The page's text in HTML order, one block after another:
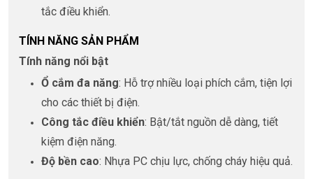
tắc điều khiển.
TÍNH NĂNG SẢN PHẨM
Tính năng nổi bật
Ổ cắm đa năng: Hỗ trợ nhiều loại phích cắm, tiện lợi
cho các thiết bị điện.
Công tắc điều khiển: Bật/tắt nguồn dễ dàng, tiết
kiệm điện năng.
Độ bền cao: Nhựa PC chịu lực, chống cháy hiệu quả.